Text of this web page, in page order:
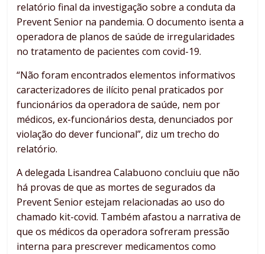
relatório final da investigação sobre a conduta da
Prevent Senior na pandemia. O documento isenta a
operadora de planos de saúde de irregularidades
no tratamento de pacientes com covid-19.
“Não foram encontrados elementos informativos
caracterizadores de ilícito penal praticados por
funcionários da operadora de saúde, nem por
médicos, ex-funcionários desta, denunciados por
violação do dever funcional”, diz um trecho do
relatório.
A delegada Lisandrea Calabuono concluiu que não
há provas de que as mortes de segurados da
Prevent Senior estejam relacionadas ao uso do
chamado kit-covid. Também afastou a narrativa de
que os médicos da operadora sofreram pressão
interna para prescrever medicamentos como